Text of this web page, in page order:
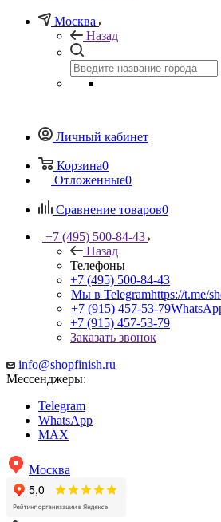
Москва
Назад
Личный кабинет
Корзина0
Отложенные0
Сравнение товаров0
+7 (495) 500-84-43
Назад
Телефоны
+7 (495) 500-84-43
Мы в Telegramhttps://t.me/
+7 (915) 457-53-79
+7 (915) 457-53-79
Заказать звонок
info@shopfinish.ru
Мессенджеры:
Telegram
WhatsApp
MAX
Москва